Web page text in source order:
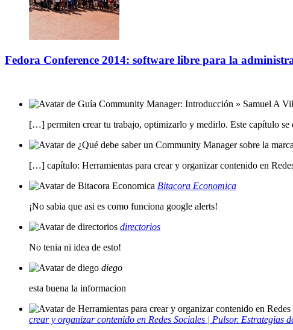
Fedora Conference 2014: software libre para la
[…] permiten crear tu trabajo, optimizarlo y medirlo. Este capítulo se
[…] capítulo: Herramientas para crear y organizar contenido en
Bitacora Economica
¡No sabia que asi es como funciona google alerts!
directorios
No tenia ni idea de esto!
diego
esta buena la informacion
crear y organizar contenido en Redes Sociales | Pulsor.